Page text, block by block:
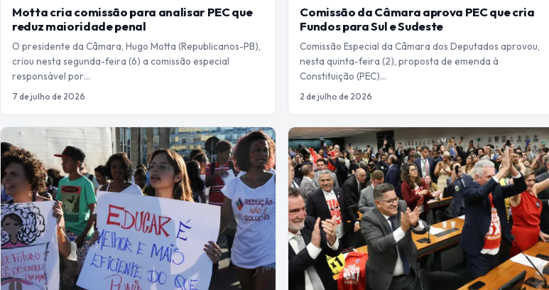
Motta cria comissão para analisar PEC que
reduz maioridade penal
O presidente da Câmara, Hugo Motta (Republicanos-PB),
criou nesta segunda-feira (6) a comissão especial
responsável por…
7 de julho de 2026
Comissão da Câmara aprova PEC que cria
Fundos para Sul e Sudeste
Comissão Especial da Câmara dos Deputados aprovou,
nesta quinta-feira (2), proposta de emenda à
Constituição (PEC)…
2 de julho de 2026